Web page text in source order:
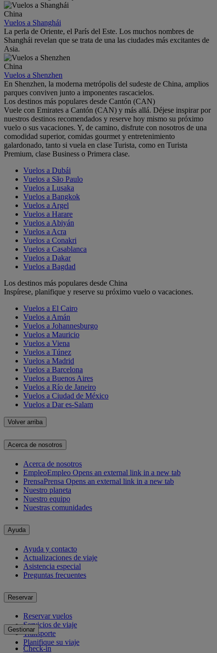
China
Vuelos a Shanghái
La perla de Oriente, el París del Este. Los muchos nombres de
Shanghái revelan que se trata de una las ciudades más excitantes de
Asia.
China
Vuelos a Shenzhen
En Shenzhen, la moderna metrópolis del sudeste de China, amplios
parques conviven junto a imponentes rascacielos.
Los destinos más populares desde Cantón (CAN)
Vuele con Emirates a Cantón (CAN) y más allá. Déjese inspirar por
nuestros destinos recomendados y reserve hoy mismo su próximo
vuelo o sus vacaciones. Y, de camino, disfrute con nosotros de una
comodidad superior, comidas gourmet y entretenimiento
galardonado, tanto si vuela en clase Turista, como en Turista
Premium, clase Business o Primera clase.
Vuelos a Dubái
Vuelos a São Paulo
Vuelos a Lusaka
Vuelos a Bangkok
Vuelos a Argel
Vuelos a Harare
Vuelos a Abiyán
Vuelos a Acra
Vuelos a Conakri
Vuelos a Casablanca
Vuelos a Dakar
Vuelos a Bagdad
Los destinos más populares desde China
Inspírese, planifique y reserve su próximo vuelo o vacaciones.
Vuelos a El Cairo
Vuelos a Amán
Vuelos a Johannesburgo
Vuelos a Mauricio
Vuelos a Viena
Vuelos a Túnez
Vuelos a Madrid
Vuelos a Barcelona
Vuelos a Buenos Aires
Vuelos a Río de Janeiro
Vuelos a Ciudad de México
Vuelos a Dar es-Salam
Volver arriba
Acerca de nosotros
Acerca de nosotros
EmpleoEmpleo Opens an external link in a new tab
PrensaPrensa Opens an external link in a new tab
Nuestro planeta
Nuestro equipo
Nuestras comunidades
Ayuda
Ayuda y contacto
Actualizaciones de viaje
Asistencia especial
Preguntas frecuentes
Reservar
Reservar vuelos
Servicios de viaje
Transporte
Planifique su viaje
Gestionar
Check-in